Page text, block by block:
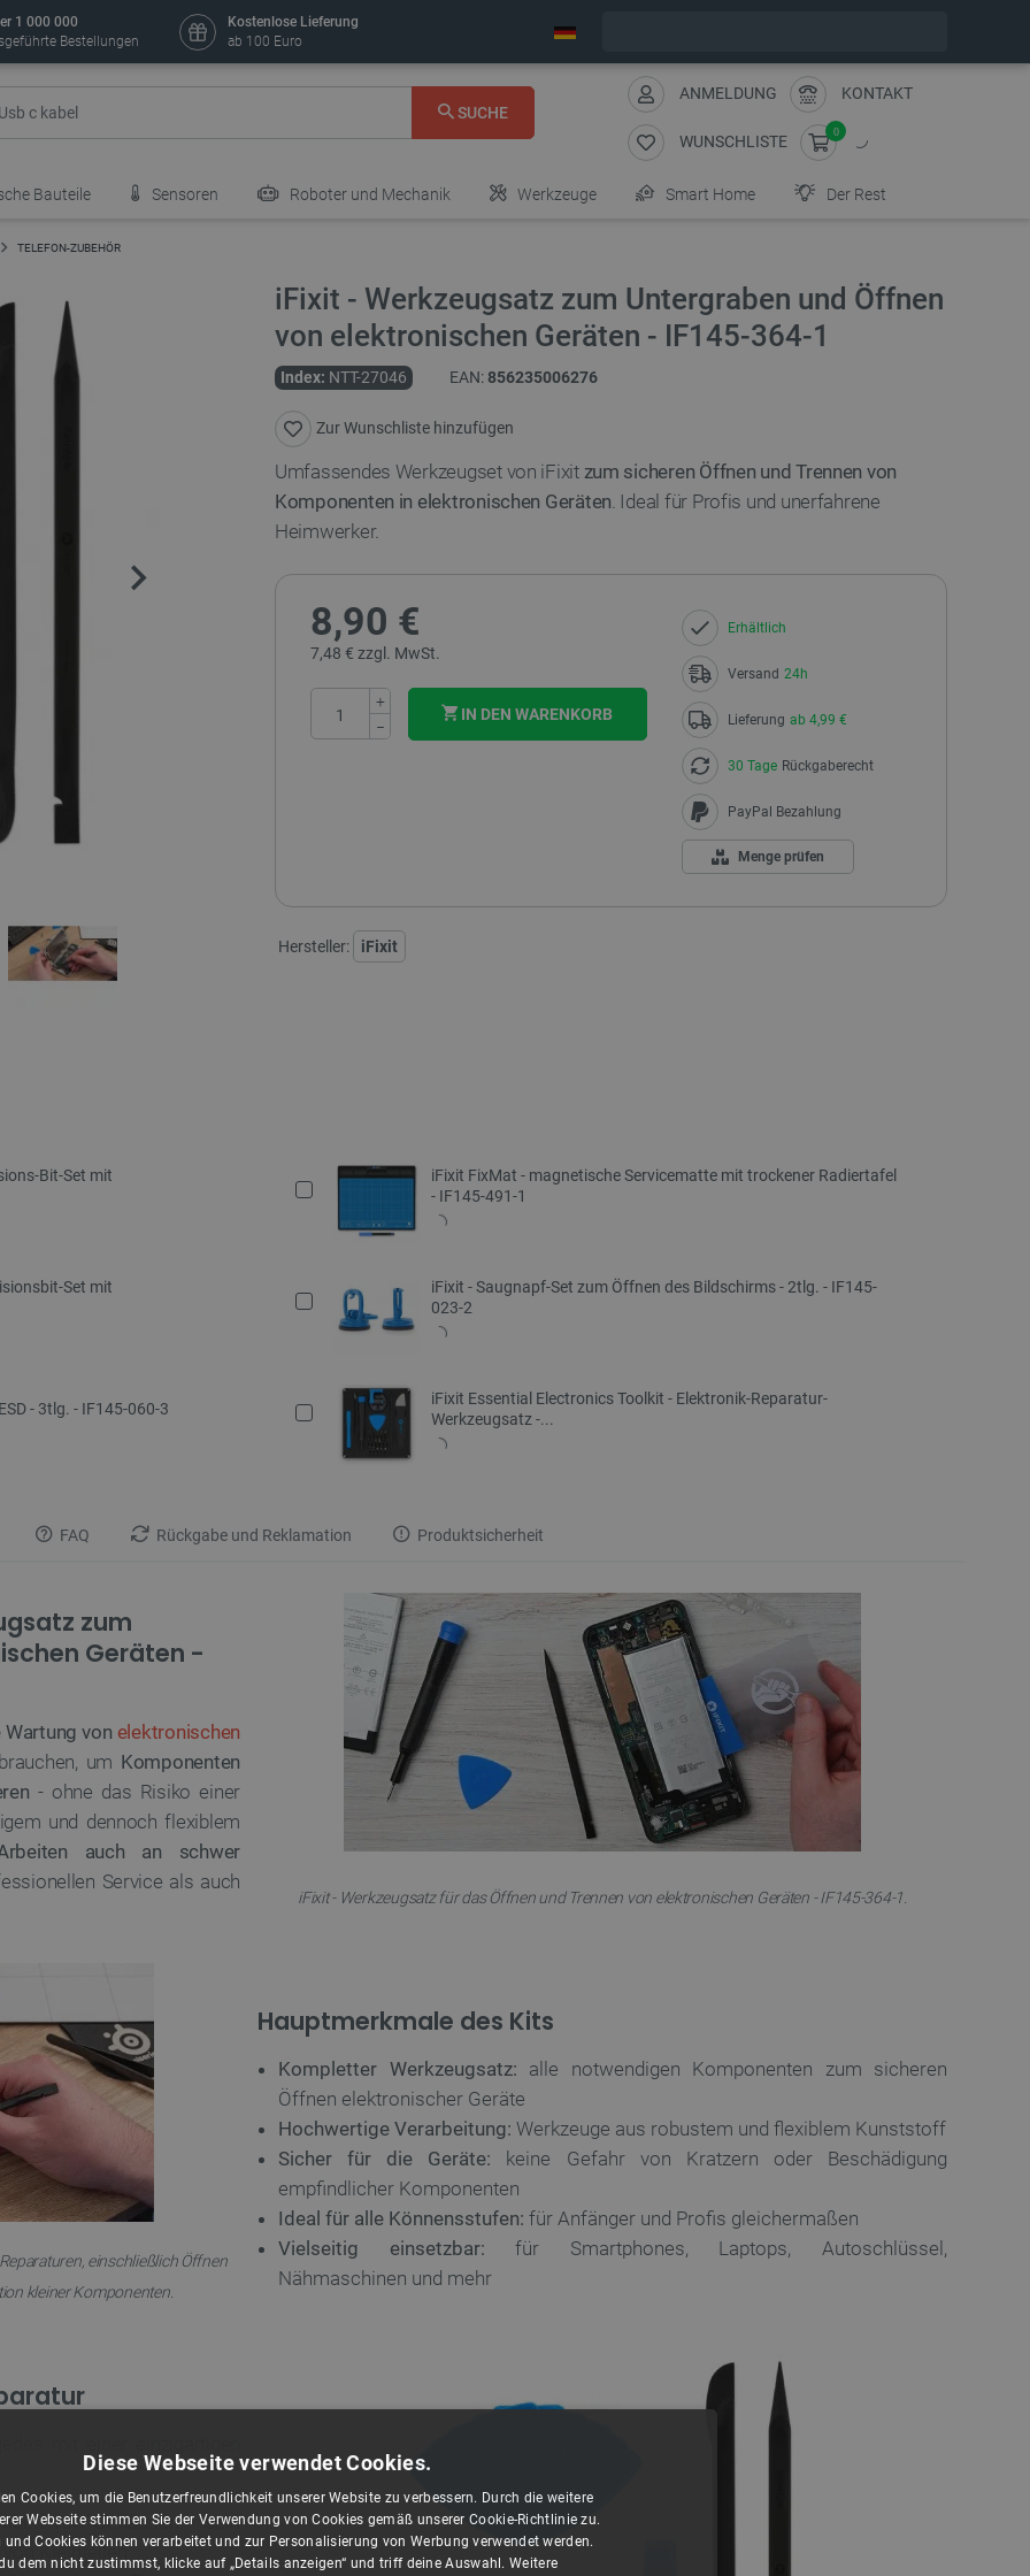
1 000 000
Bestellungen
Kostenlose Lieferung
ab 100 Euro
SUCHE
ANMELDUNG KONTAKT
WUNSCHLISTE
0
Bauteile Sensoren Roboter und Mechanik Werkzeuge Smart Home Der Rest
TELEFON-ZUBEHÖR
iFixit - Werkzeugsatz zum Untergraben und Öffnen
von elektronischen Geräten - IF145-364-1
Index: NTT-27046 EAN:856235006276
Zur Wunschliste hinzufügen
Umfassendes Werkzeugset von iFixit zum sicheren Öffnen und Trennen von
Komponenten in elektronischen Geräten. Ideal für Profis und unerfahrene
Heimwerker.
8,90 €
7,48 € zzgl. MwSt.
+
−
IN DEN WARENKORB
Erhältlich
Versand 24h
Lieferung ab 4,99 €
30 Tage Rückgaberecht
PayPal Bezahlung
Menge prüfen
Hersteller: iFixit
Bit-Set mit
iFixit FixMat - magnetische Servicematte mit trockener Radiertafel
- IF145-491-1
Set mit
iFixit - Saugnapf-Set zum Öffnen des Bildschirms - 2tlg. - IF145-
023-2
- 3tlg. - IF145-060-3
iFixit Essential Electronics Toolkit - Elektronik-Reparatur-
Werkzeugsatz -...
FAQ Rückgabe und Reklamation Produktsicherheit
zum
Geräten -
von elektronischen
um Komponenten
- ohne das Risiko einer
und dennoch flexiblem
auch an schwer
Service als auch
iFixit - Werkzeugsatz für das Öffnen und Trennen von elektronischen Geräten - IF145-364-1.
einschließlich Öffnen
kleiner Komponenten.
Hauptmerkmale des Kits
Kompletter Werkzeugsatz: alle notwendigen Komponenten zum sicheren
Öffnen elektronischer Geräte
Hochwertige Verarbeitung: Werkzeuge aus robustem und flexiblem Kunststoff
Sicher für die Geräte: keine Gefahr von Kratzern oder Beschädigung
empfindlicher Komponenten
Ideal für alle Könnensstufen: für Anfänger und Profis gleichermaßen
Vielseitig einsetzbar: für Smartphones, Laptops, Autoschlüssel,
Nähmaschinen und mehr
von Gehäusen - sein
Kleinteilen
Diese Webseite verwendet Cookies.
Cookies, um die Benutzerfreundlichkeit unserer Website zu verbessern. Durch die weitere
Webseite stimmen Sie der Verwendung von Cookies gemäß unserer Cookie-Richtlinie zu.
und Cookies können verarbeitet und zur Personalisierung von Werbung verwendet werden.
dem nicht zustimmst, klicke auf „Details anzeigen“ und triff deine Auswahl.Weitere